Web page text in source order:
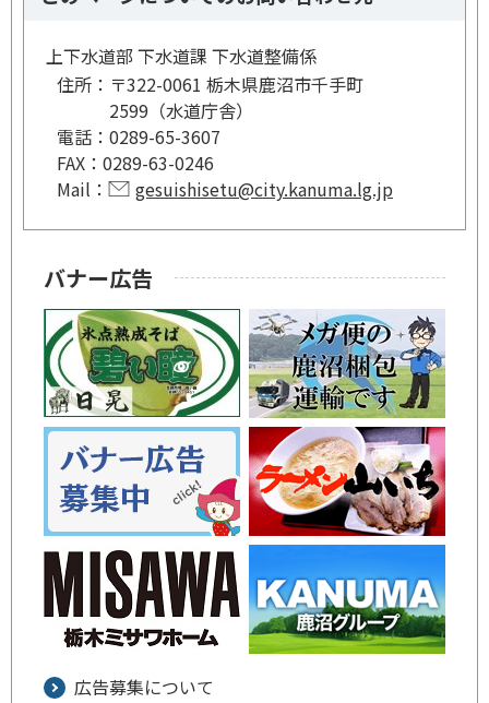
上下水道部 下水道課 下水道整備係
住所： 〒322-0061 栃木県鹿沼市千手町
2599（水道庁舎）
電話： 0289-65-3607
FAX： 0289-63-0246
Mail：
gesuishisetu@city.kanuma.lg.jp
バナー広告
広告募集について